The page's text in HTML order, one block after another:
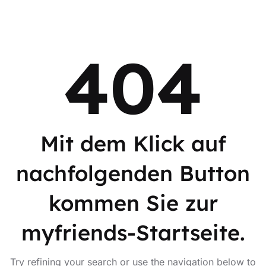
404
Mit dem Klick auf
nachfolgenden Button
kommen Sie zur
myfriends-Startseite.
Try refining your search or use the navigation below to